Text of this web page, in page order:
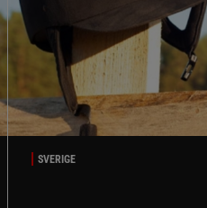
SVERIGE